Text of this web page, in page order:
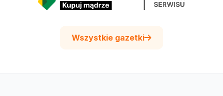
Wszystkie gazetki